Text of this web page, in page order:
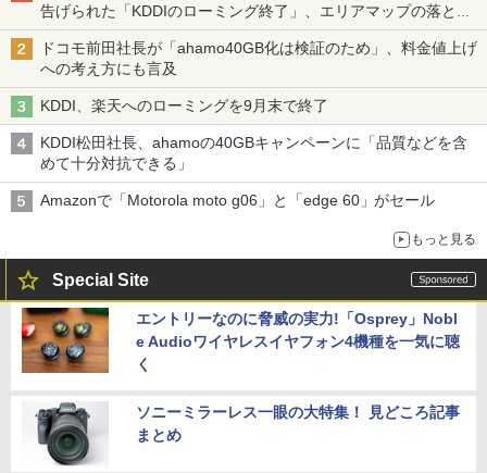
告げられた「KDDIのローミング終了」、エリアマップの落とし
穴と楽天モバイルの課題
ドコモ前田社長が「ahamo40GB化は検証のため」、料金値上げ
への考え方にも言及
KDDI、楽天へのローミングを9月末で終了
KDDI松田社長、ahamoの40GBキャンペーンに「品質などを含
めて十分対抗できる」
Amazonで「Motorola moto g06」と「edge 60」がセール
もっと見る
Special Site
エントリーなのに脅威の実力!「Osprey」Nobl
e Audioワイヤレスイヤフォン4機種を一気に聴
く
ソニーミラーレス一眼の大特集！ 見どころ記事
まとめ